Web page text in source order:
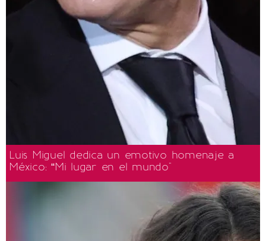
Luis Miguel dedica un emotivo homenaje a
México: “Mi lugar en el mundo"